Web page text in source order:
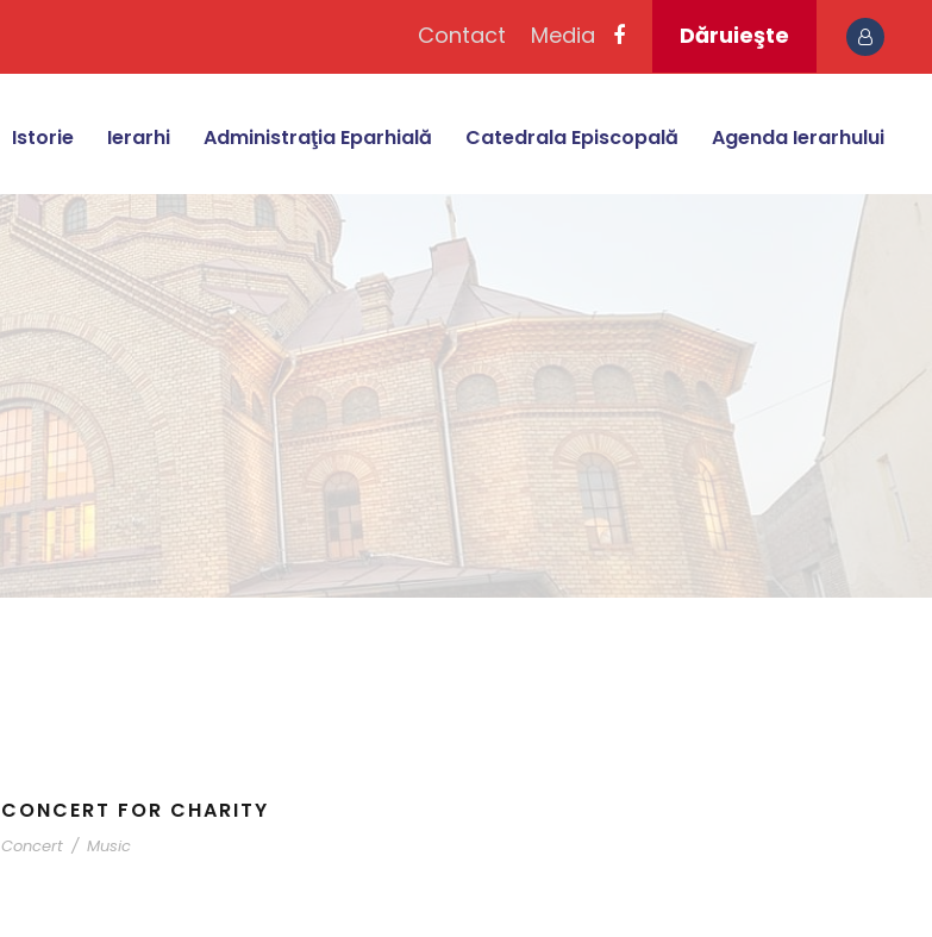
Contact Media Dăruieşte
Istorie Ierarhi Administraţia Eparhială Catedrala Episcopală Agenda Ierarhului
CONCERT FOR CHARITY
Concert / Music